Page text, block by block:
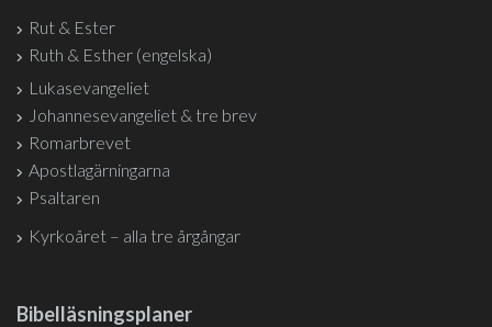
Rut & Ester
Ruth & Esther (engelska)
Lukasevangeliet
Johannesevangeliet & tre brev
Romarbrevet
Apostlagärningarna
Psaltaren
Kyrkoåret – alla tre årgångar
Bibelläsningsplaner